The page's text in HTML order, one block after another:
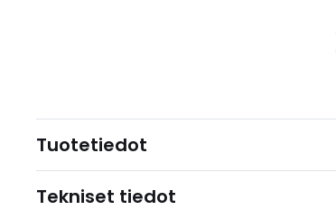
Tuotetiedot
Tekniset tiedot